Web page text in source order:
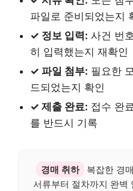
파일로 준비되었는지
✓ 정보 입력: 사건 번
히 입력했는지 재확인
✓ 파일 첨부: 필요한
드되었는지 확인
✓ 제출 완료: 접수 완
를 반드시 기록
경매 취하
복잡한 경
서류부터 절차까지 완벽